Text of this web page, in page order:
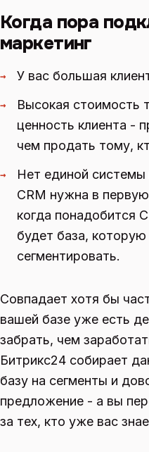
Когда пора
маркетинг
→ У вас большая
→
Высокая стоимость
ценность клиента -
чем продать тому,
→
Нет единой системы
CRM нужна в
когда понадобится
будет база,
сегментировать.
Совпадает хотя бы
вашей базе уже есть
забрать, чем
Битрикс24 собирает
базу на сегменты и
предложение - а вы
за тех, кто уже вас